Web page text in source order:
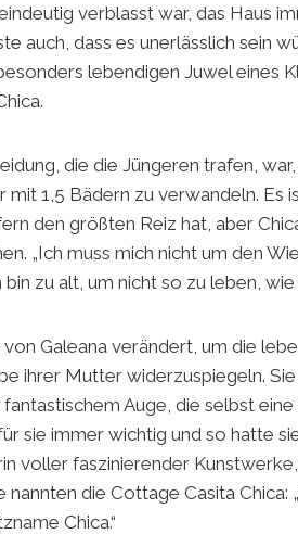
verblasst war, das Haus
auch, dass es unerlässlich sein
lebendigen Juwel eines
die die Jüngeren trafen,
mit 1,5 Bädern zu verwandeln. Es
den größten Reiz hat, aber
„Ich muss mich nicht um den
bin zu alt, um nicht so zu leben, wie
Galeana verändert, um die
ihrer Mutter widerzuspiegeln.
Auge, die selbst
sie immer wichtig und so hatte
voller faszinierender
nannten die Cottage Casita
Chica.“